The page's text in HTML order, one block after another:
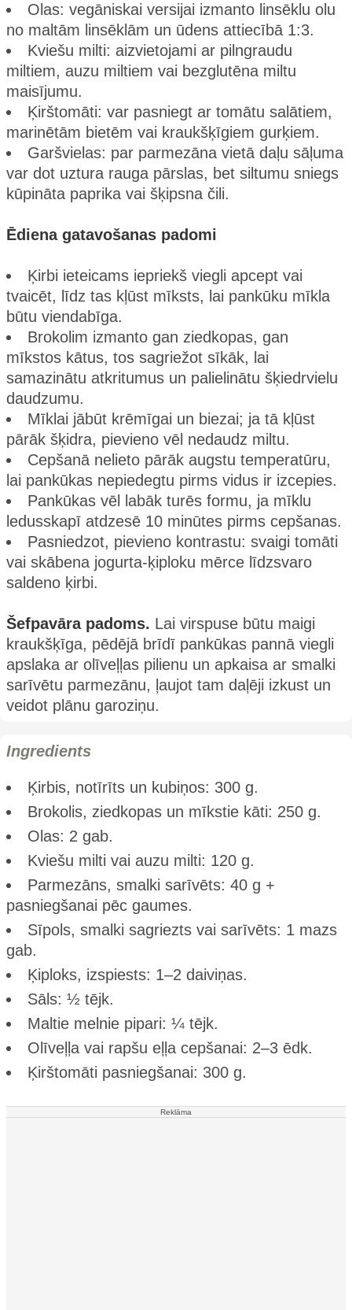
Olas: vegāniskai versijai izmanto linsēklu olu
no maltām linsēklām un ūdens attiecībā 1:3.
Kviešu milti: aizvietojami ar pilngraudu
miltiem, auzu miltiem vai bezglutēna miltu
maisījumu.
Ķirštomāti: var pasniegt ar tomātu salātiem,
marinētām bietēm vai kraukšķīgiem gurķiem.
Garšvielas: par parmezāna vietā daļu sāļuma
var dot uztura rauga pārslas, bet siltumu sniegs
kūpināta paprika vai šķipsna čili.
Ēdiena gatavošanas padomi
Ķirbi ieteicams iepriekš viegli apcept vai
tvaicēt, līdz tas kļūst mīksts, lai pankūku mīkla
būtu viendabīga.
Brokolim izmanto gan ziedkopas, gan
mīkstos kātus, tos sagriežot sīkāk, lai
samazinātu atkritumus un palielinātu šķiedrvielu
daudzumu.
Mīklai jābūt krēmīgai un biezai; ja tā kļūst
pārāk šķidra, pievieno vēl nedaudz miltu.
Cepšanā nelieto pārāk augstu temperatūru,
lai pankūkas nepiedegtu pirms vidus ir izcepies.
Pankūkas vēl labāk turēs formu, ja mīklu
ledusskapī atdzesē 10 minūtes pirms cepšanas.
Pasniedzot, pievieno kontrastu: svaigi tomāti
vai skābena jogurta-ķiploku mērce līdzsvaro
saldeno ķirbi.
Šefpavāra padoms. Lai virspuse būtu maigi
kraukšķīga, pēdējā brīdī pankūkas pannā viegli
apslaka ar olīveļļas pilienu un apkaisa ar smalki
sarīvētu parmezānu, ļaujot tam daļēji izkust un
veidot plānu garoziņu.
Ingredients
Ķirbis, notīrīts un kubiņos: 300 g.
Brokolis, ziedkopas un mīkstie kāti: 250 g.
Olas: 2 gab.
Kviešu milti vai auzu milti: 120 g.
Parmezāns, smalki sarīvēts: 40 g +
pasniegšanai pēc gaumes.
Sīpols, smalki sagriezts vai sarīvēts: 1 mazs
gab.
Ķiploks, izspiests: 1–2 daiviņas.
Sāls: ½ tējk.
Maltie melnie pipari: ¼ tējk.
Olīveļļa vai rapšu eļļa cepšanai: 2–3 ēdk.
Ķirštomāti pasniegšanai: 300 g.
Reklāma